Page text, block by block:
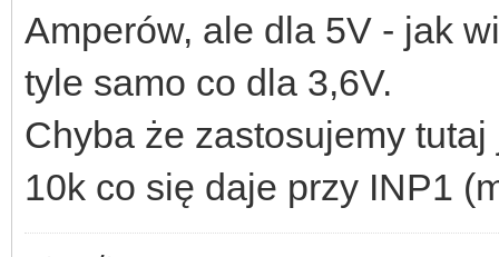
Amperów, ale dla 5V - jak
tyle samo co dla 3,6V.
Chyba że zastosujemy
10k co się daje przy INP1